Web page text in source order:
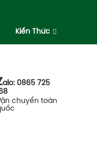
Kiến Thức
alo: 0865 725
chuyển toàn